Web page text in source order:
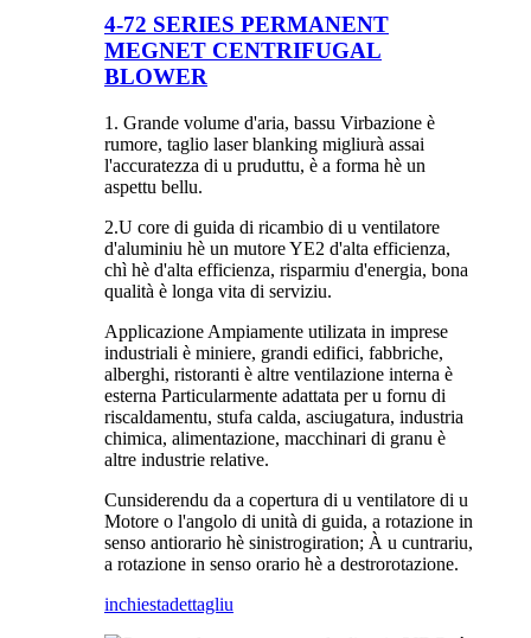
4-72 SERIES PERMANENT
MEGNET CENTRIFUGAL
BLOWER
1. Grande volume d'aria, bassu Virbazione è
rumore, taglio laser blanking migliurà assai
l'accuratezza di u pruduttu, è a forma hè un
aspettu bellu.
2.U core di guida di ricambio di u ventilatore
d'aluminiu hè un mutore YE2 d'alta efficienza,
chì hè d'alta efficienza, risparmiu d'energia, bona
qualità è longa vita di serviziu.
Applicazione Ampiamente utilizata in imprese
industriali è miniere, grandi edifici, fabbriche,
alberghi, ristoranti è altre ventilazione interna è
esterna Particularmente adattata per u fornu di
riscaldamentu, stufa calda, asciugatura, industria
chimica, alimentazione, macchinari di granu è
altre industrie relative.
Cunsiderendu da a copertura di u ventilatore di u
Motore o l'angolo di unità di guida, a rotazione in
senso antiorario hè sinistrogiration; À u cuntrariu,
a rotazione in senso orario hè a destrorotazione.
inchiestadettagliu